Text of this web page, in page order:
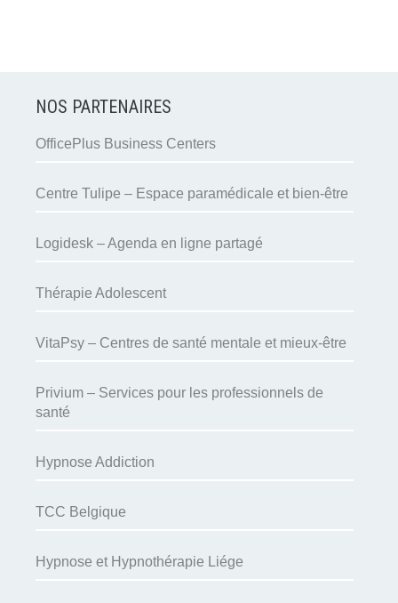
NOS PARTENAIRES
OfficePlus Business Centers
Centre Tulipe – Espace paramédicale et bien-être
Logidesk – Agenda en ligne partagé
Thérapie Adolescent
VitaPsy – Centres de santé mentale et mieux-être
Privium – Services pour les professionnels de
santé
Hypnose Addiction
TCC Belgique
Hypnose et Hypnothérapie Liége